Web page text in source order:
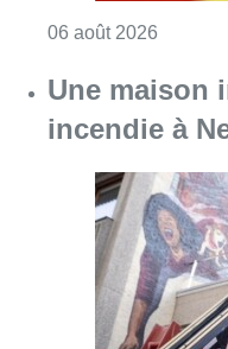
06 août 2026
L’inflation